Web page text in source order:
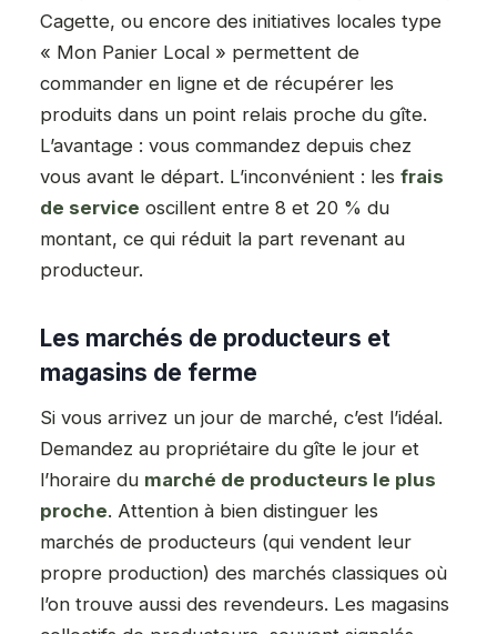
Cagette, ou encore des initiatives locales type
« Mon Panier Local » permettent de
commander en ligne et de récupérer les
produits dans un point relais proche du gîte.
L’avantage : vous commandez depuis chez
vous avant le départ. L’inconvénient : les frais
de service oscillent entre 8 et 20 % du
montant, ce qui réduit la part revenant au
producteur.
Les marchés de producteurs et
magasins de ferme
Si vous arrivez un jour de marché, c’est l’idéal.
Demandez au propriétaire du gîte le jour et
l’horaire du marché de producteurs le plus
proche. Attention à bien distinguer les
marchés de producteurs (qui vendent leur
propre production) des marchés classiques où
l’on trouve aussi des revendeurs. Les magasins